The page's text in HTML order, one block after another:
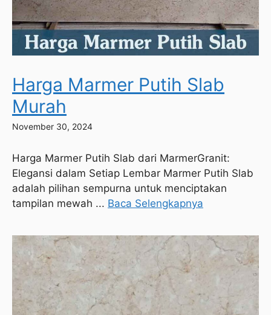
Harga Marmer Putih Slab
Murah
November 30, 2024
Harga Marmer Putih Slab dari MarmerGranit:
Elegansi dalam Setiap Lembar Marmer Putih Slab
adalah pilihan sempurna untuk menciptakan
tampilan mewah ... Baca Selengkapnya